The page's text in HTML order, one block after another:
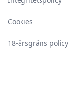
Cookies
18-årsgräns policy